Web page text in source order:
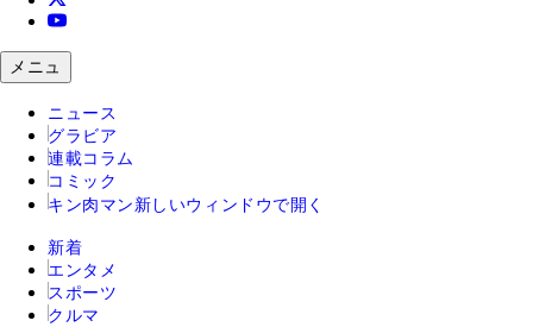
メニュ
ニュース
グラビア
連載コラム
コミック
キン肉マン 新しいウィンドウで開く
新着
エンタメ
スポーツ
クルマ